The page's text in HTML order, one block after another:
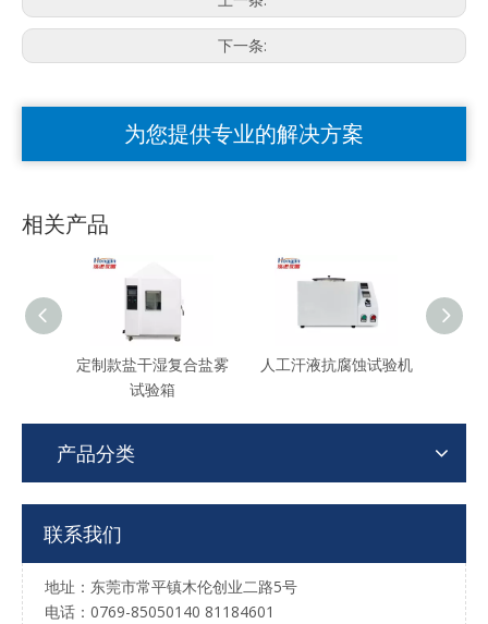
下一条:
为您提供专业的解决方案
相关产品
定制款盐干湿复合盐雾
试验箱
人工汗液抗腐蚀试验机
产品分类
联系我们
地址：东莞市常平镇木伦创业二路5号
电话：0769-85050140 81184601